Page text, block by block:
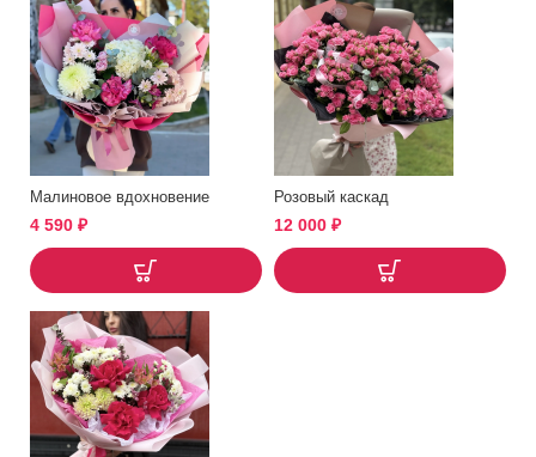
Малиновое вдохновение
4 590 ₽
Розовый каскад
12 000 ₽